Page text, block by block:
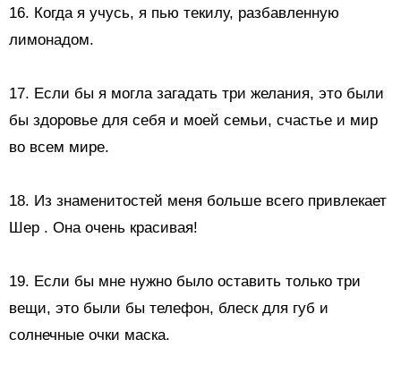
16. Когда я учусь, я пью текилу, разбавленную
лимонадом.
17. Если бы я могла загадать три желания, это были
бы здоровье для себя и моей семьи, счастье и мир
во всем мире.
18. Из знаменитостей меня больше всего привлекает
Шер . Она очень красивая!
19. Если бы мне нужно было оставить только три
вещи, это были бы телефон, блеск для губ и
солнечные очки маска.